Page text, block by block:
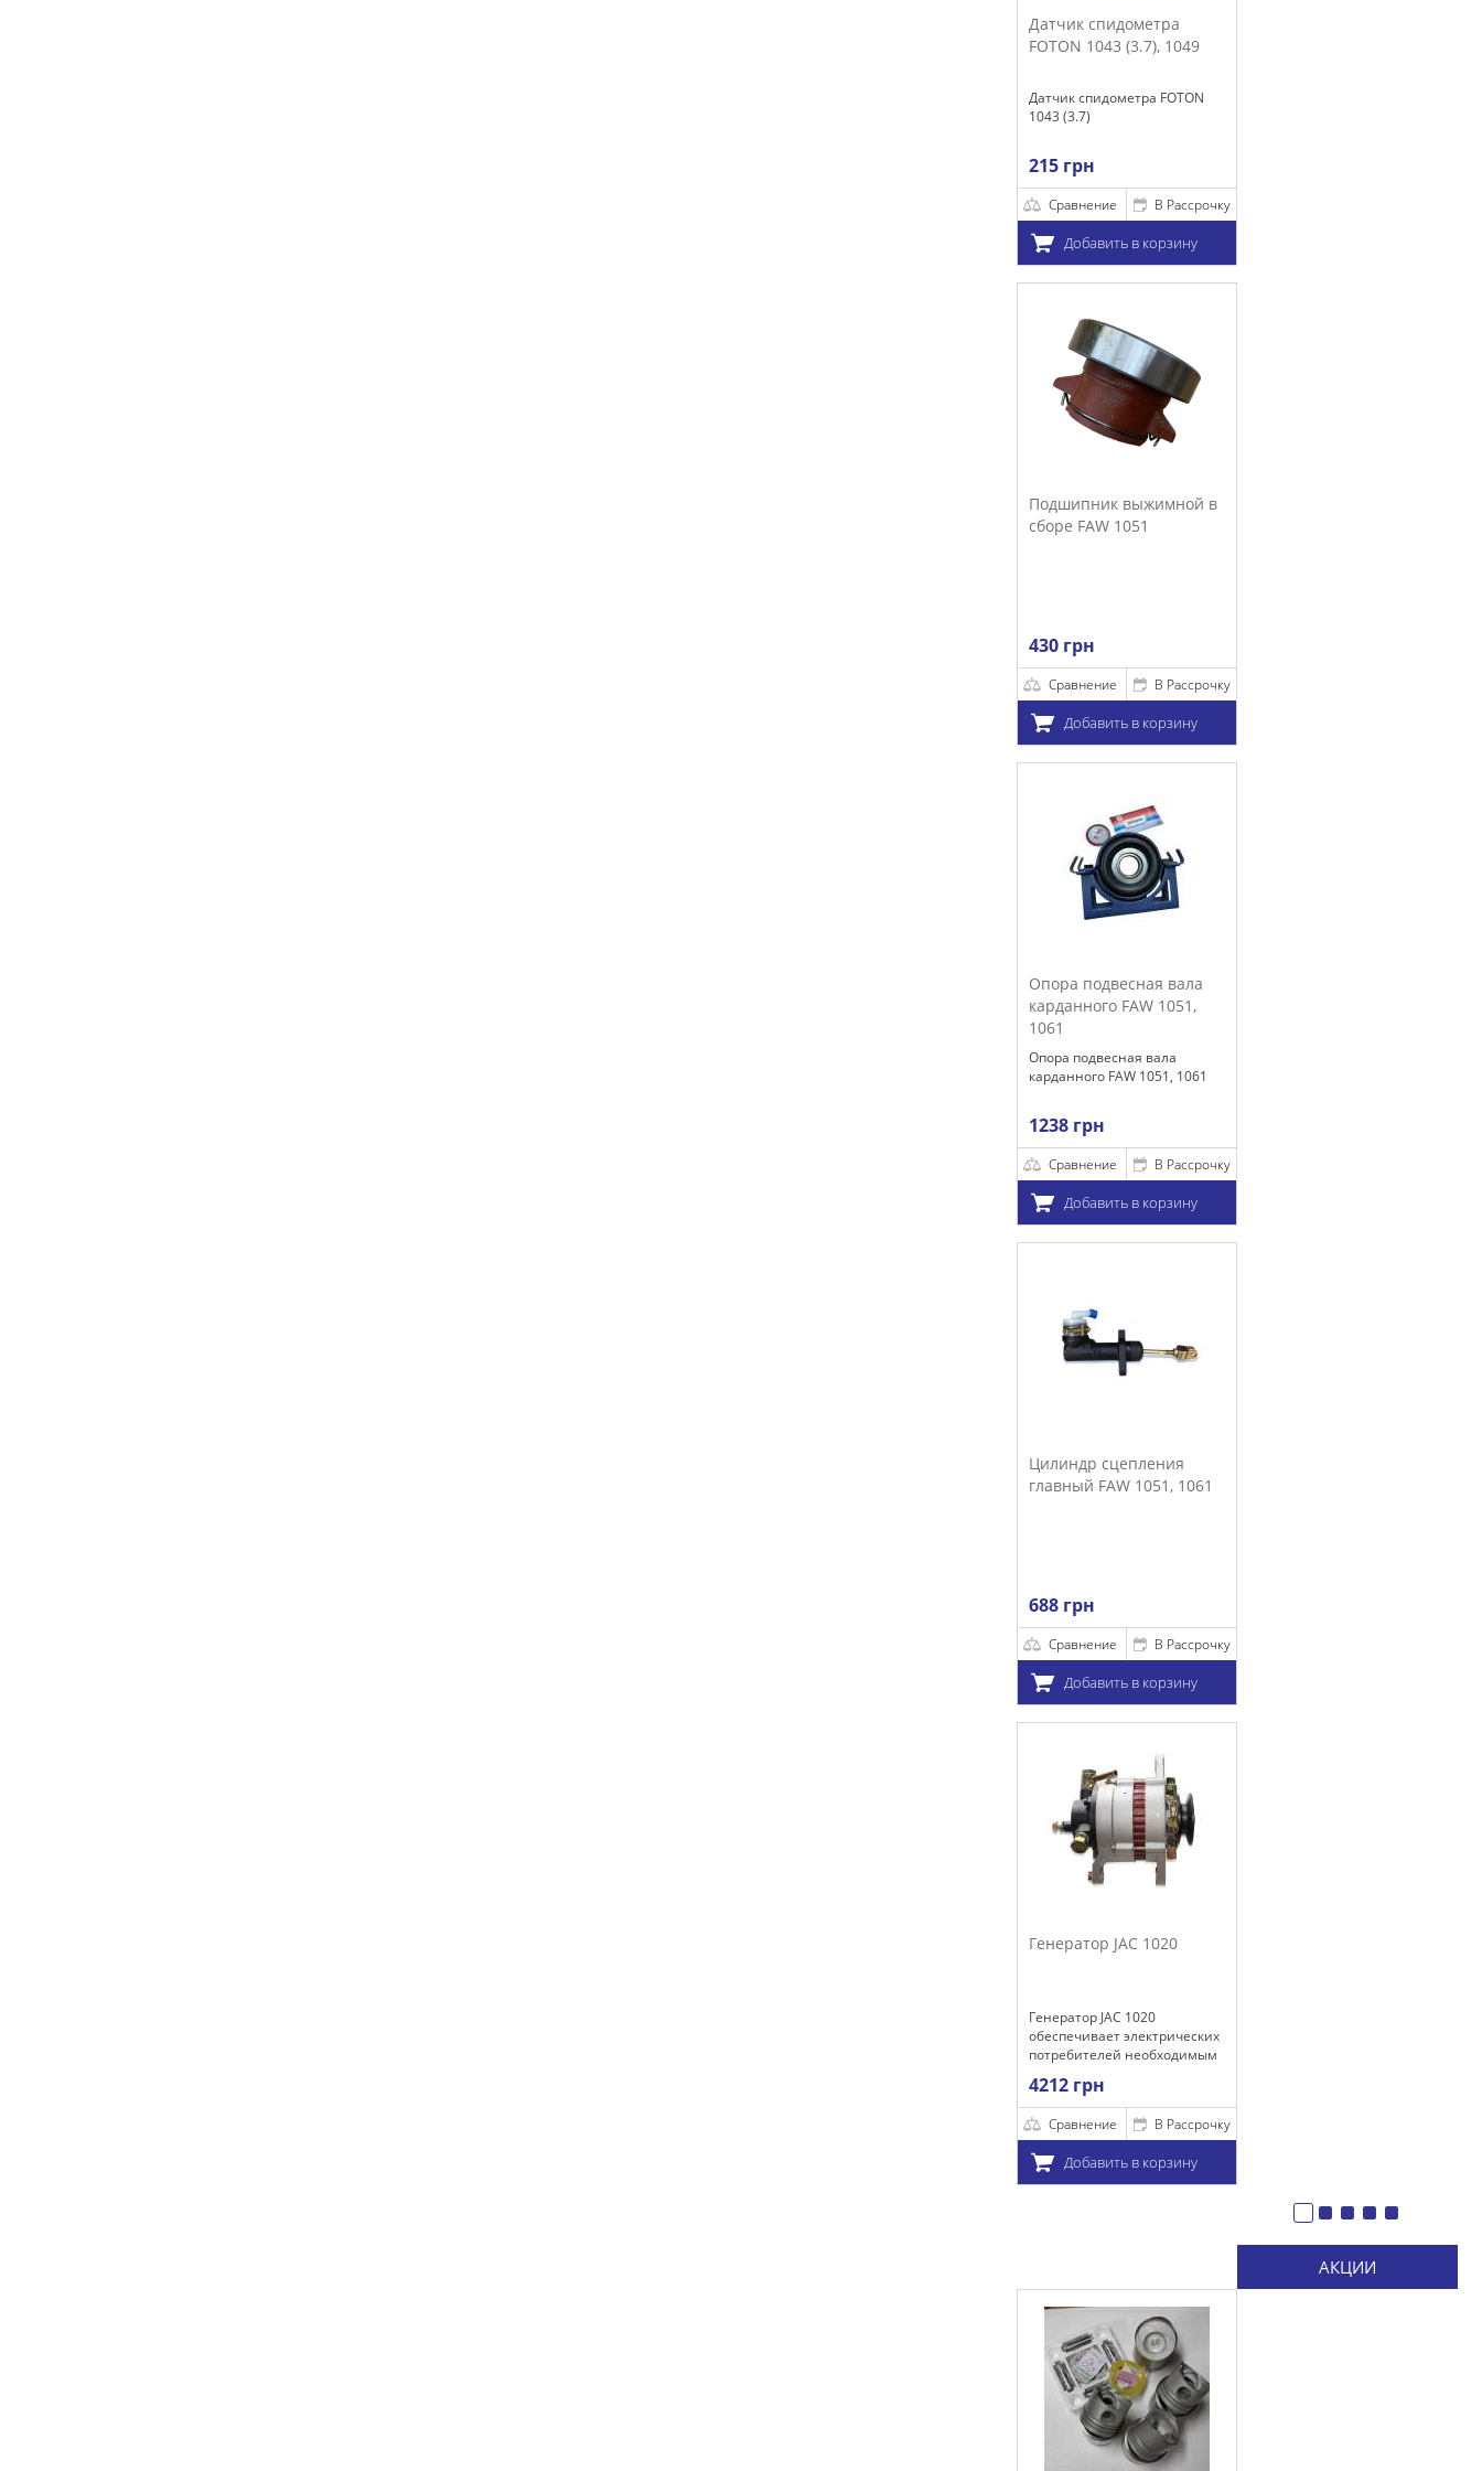
Датчик спидометра
FOTON 1043 (3.7), 1049
Датчик спидометра FOTON
В Рассрочку
Добавить в корзину
Подшипник выжимной в
сборе FAW 1051
В Рассрочку
Добавить в корзину
Опора подвесная вала
карданного FAW 1051,
Опора подвесная вала
карданного FAW 1051, 1061
В Рассрочку
Добавить в корзину
Цилиндр сцепления
главный FAW 1051, 1061
В Рассрочку
Добавить в корзину
Генератор JAC 1020
Генератор JAC 1020
обеспечивает электрических
потребителей необходимым
стабильной их работы, а
также зарядки акумулятора.
В Рассрочку
Добавить в корзину
АКЦИИ